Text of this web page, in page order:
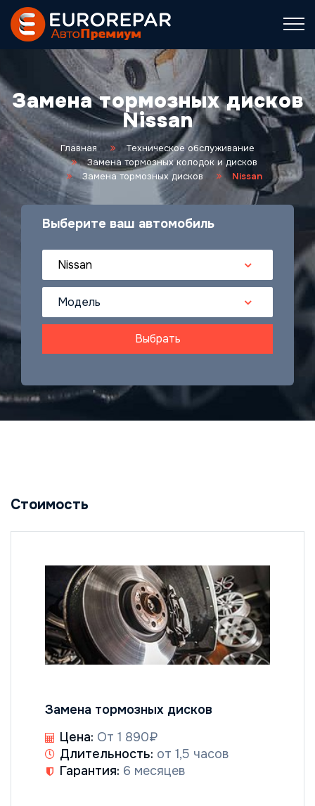
Замена тормозных дисков
Nissan
Главная
Техническое обслуживание
Замена тормозных колодок и дисков
Замена тормозных дисков
Nissan
Выберите ваш автомобиль
Nissan
Модель
Выбрать
Стоимость
Замена тормозных дисков
Цена: От 1 890₽
Длительность: от 1,5 часов
Гарантия: 6 месяцев